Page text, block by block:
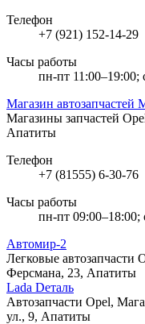
Телефон
+7 (921) 152-14-29
Часы работы
пн-пт 11:00–19:00;
Магазин автозапчастей
Магазины запчастей
Апатиты
Телефон
+7 (81555) 6-30-76
Часы работы
пн-пт 09:00–18:00;
Автомир-2
Легковые автозапчасти
Ферсмана, 23, Апатиты
Lada Dеталь
Автозапчасти Opel,
ул., 9, Апатиты